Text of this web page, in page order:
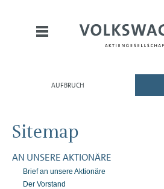
KONZERNBEREICHE
KONZERNLAGEBERICHT
KONZERNABSCHLUSS
AUFBRUCH
Sitemap
AN UNSERE AKTIONÄRE
Brief an unsere Aktionäre
Der Vorstand